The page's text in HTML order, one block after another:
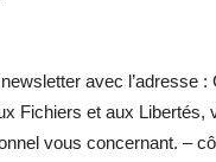
avec l’adresse
Fichiers et aux
vous concernant. –